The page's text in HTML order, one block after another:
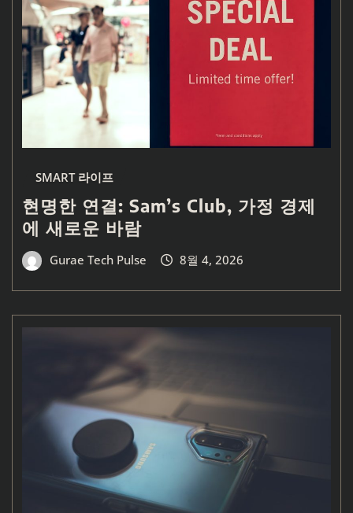
SMART 라이프
현명한 연결: Sam’s Club, 가정 경제
에 새로운 바람
Gurae Tech Pulse 8월 4, 2026